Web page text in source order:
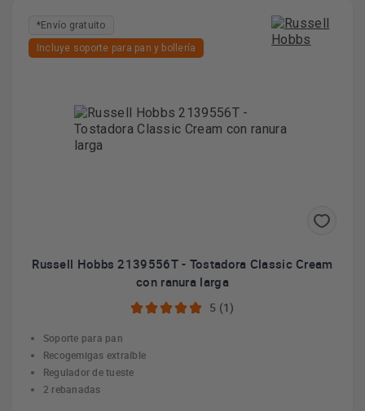
que ayudaban a estas mujeres a ganar tiempo para poder
disfrutarlo junto a su familia.
*Envío gratuito
Incluye soporte para pan y bollería
Russell Hobbs 2139556T - Tostadora Classic Cream
con ranura larga
5 (1)
Soporte para pan
Recogemigas extraíble
Regulador de tueste
2 rebanadas